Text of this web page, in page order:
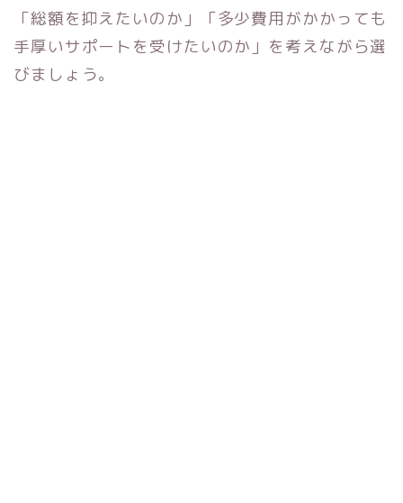
「総額を抑えたいのか」「多少費用がかかっても
手厚いサポートを受けたいのか」を考えながら選
びましょう。